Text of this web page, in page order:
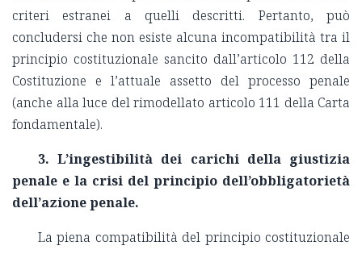
criteri estranei a quelli descritti. Pertanto, può
concludersi che non esiste alcuna incompatibilità tra il
principio costituzionale sancito dall’articolo 112 della
Costituzione e l’attuale assetto del processo penale
(anche alla luce del rimodellato articolo 111 della Carta
fondamentale).
3. L’ingestibilità dei carichi della giustizia
penale e la crisi del principio dell’obbligatorietà
dell’azione penale.
La piena compatibilità del principio costituzionale